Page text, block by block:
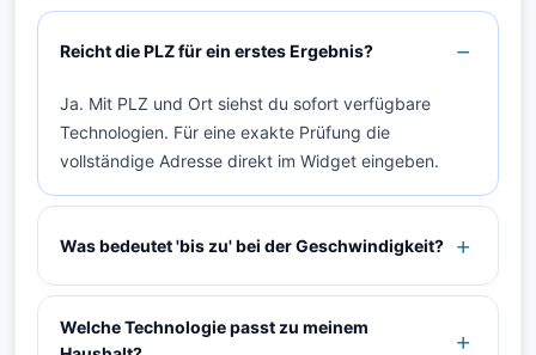
Reicht die PLZ für ein erstes Ergebnis?
Ja. Mit PLZ und Ort siehst du sofort verfügbare
Technologien. Für eine exakte Prüfung die
vollständige Adresse direkt im Widget eingeben.
Was bedeutet 'bis zu' bei der Geschwindigkeit?
Welche Technologie passt zu meinem